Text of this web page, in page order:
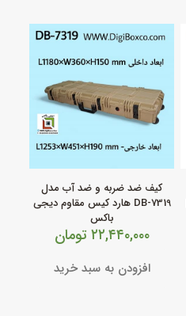
کیف ضد ضربه و ضد آب مدل
DB‑7319 هارد کیس مقاوم دیجی
باکس
۲۲,۴۴۰,۰۰۰ تومان
افزودن به سبد خرید